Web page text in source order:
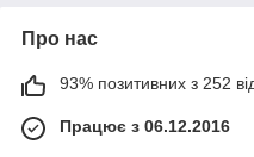
Про нас
93% позитивних з 252
Працює з 06.12.2016